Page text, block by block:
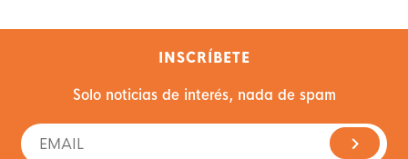
INSCRÍBETE
Solo noticias de interés, nada de spam